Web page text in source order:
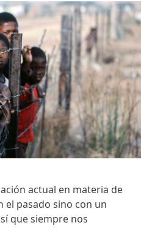
actual en materia de
el pasado sino con un
que siempre nos